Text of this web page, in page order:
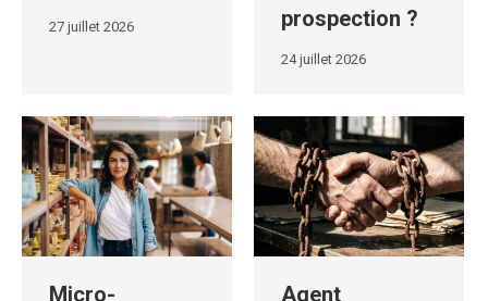
27 juillet 2026 prospection ?
24 juillet 2026
Micro-
Agent